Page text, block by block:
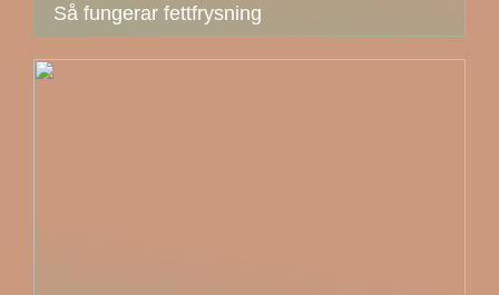
Så fungerar fettfrysning